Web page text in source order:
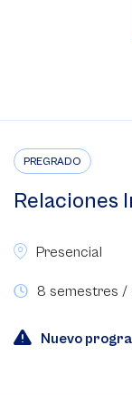
PREGRADO
Relaciones
Presencial
8 semestres /
Nuevo